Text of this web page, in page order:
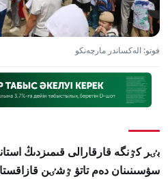
فوتو: الەكساندر مارچەنكو
بٸر كٷنگە قارقارالى قىمىزدىڭ